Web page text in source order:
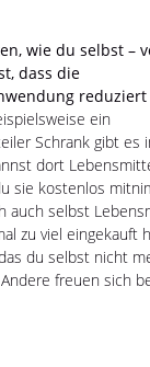
wie du selbst –
dass die
ein
Schrank gibt es
dort
sie kostenlos
auch selbst
zu viel eingekauft
du selbst nicht
Andere freuen sich